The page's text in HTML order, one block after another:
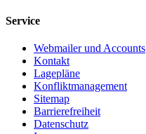
Service
Webmailer und Accounts
Kontakt
Lagepläne
Konfliktmanagement
Sitemap
Barrierefreiheit
Datenschutz